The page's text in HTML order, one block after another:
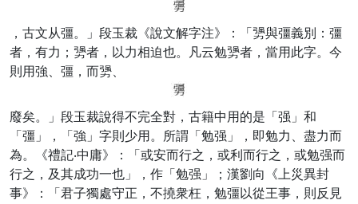
，古文从彊。」段玉裁《說文解字注》：「勥與彊義別：彊
者，有力；勥者，以力相迫也。凡云勉勥者，當用此字。今
則用強、彊，而勥、
廢矣。」段玉裁說得不完全對，古籍中用的是「强」和
「彊」，「強」字則少用。所謂「勉强」，即勉力、盡力而
為。《禮記‧中庸》：「或安而行之，或利而行之，或勉强而
行之，及其成功一也」，作「勉强」；漢劉向《上災異封
事》：「君子獨處守正，不撓衆枉，勉彊以從王事，則反見